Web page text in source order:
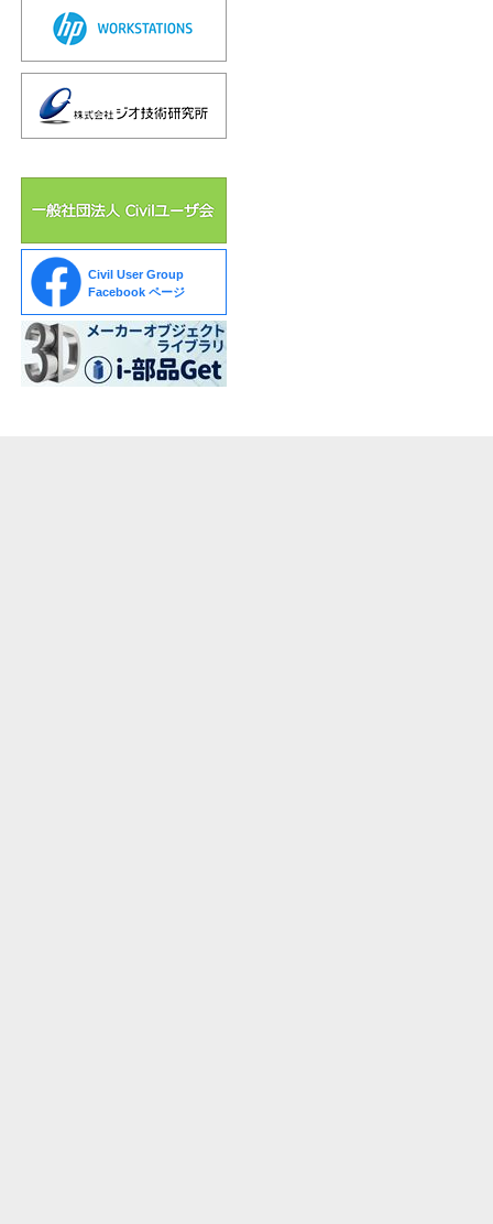
Civil User Group
Facebook ページ